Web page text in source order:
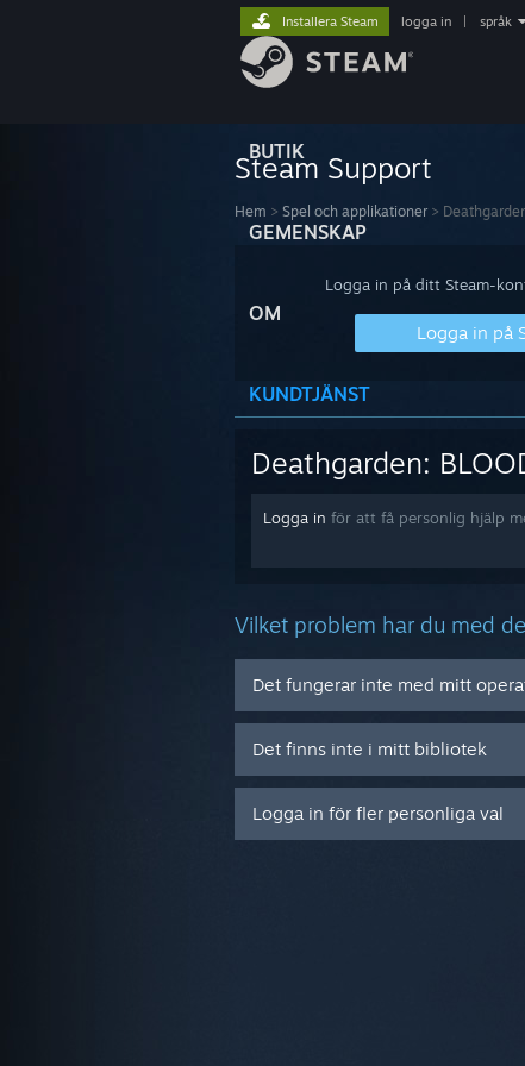
BUTIK
GEMENSKAP
OM
KUNDTJÄNST
Installera Steam logga in språk
Steam Support
Hem > Spel och applikationer >
Logga in på ditt Steam-
Logga in på
Deathgarden:
Logga in för att få personlig hjälp
Vilket problem har du med
Det fungerar inte med mitt
Det finns inte i mitt bibliotek
Logga in för fler personliga val